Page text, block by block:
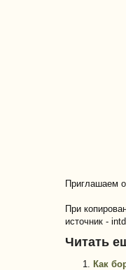
Приглашаем
При
источник -
Читать
Как